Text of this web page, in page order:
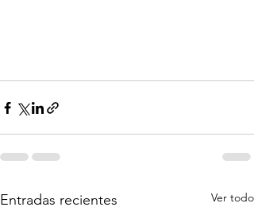
Entradas recientes Ver todo